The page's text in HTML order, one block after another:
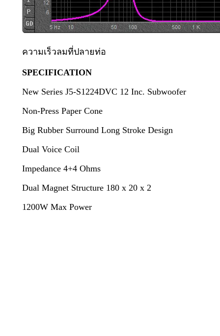
ความเร็วลมที่ปลายท่อ
SPECIFICATION
New Series J5-S1224DVC 12 Inc. Subwoofer
Non-Press Paper Cone
Big Rubber Surround Long Stroke Design
Dual Voice Coil
Impedance 4+4 Ohms
Dual Magnet Structure 180 x 20 x 2
1200W Max Power